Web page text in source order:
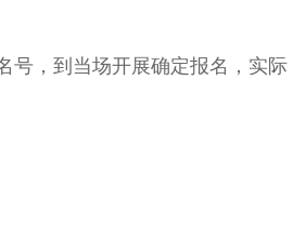
，到当场开展确定报名，实际